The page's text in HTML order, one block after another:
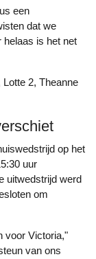
een
dat we
helaas is het net
uur
uitwedstrijd werd
om
van ons